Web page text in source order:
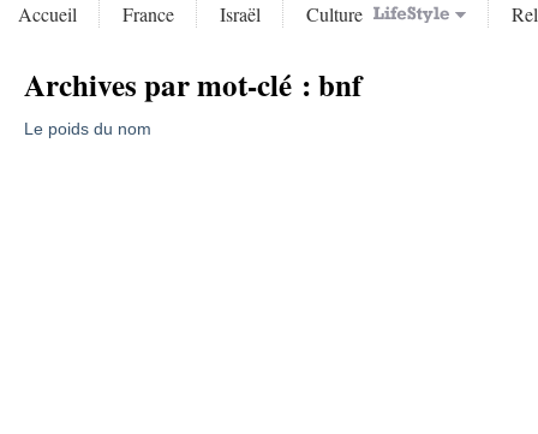
Accueil France Israël Culture
Archives par mot-clé :bnf
Le poids du nom